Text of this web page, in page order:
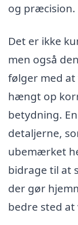
og præcision.
Det er ikke
men også
følger med
hængt op
betydning.
detaljerne,
ubemærket
bidrage til at
der gør
bedre sted